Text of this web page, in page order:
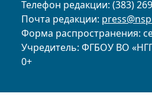
Телефон редакции: (383)
Почта редакции:
Форма распространения:
Учредитель: ФГБОУ ВО
0+